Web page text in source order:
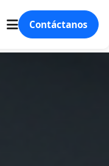
Contáctanos